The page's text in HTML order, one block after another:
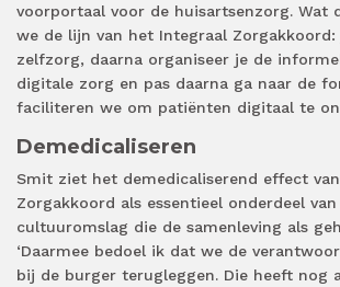
voorportaal voor de huisartsenzorg. Wat
we de lijn van het Integraal
zelfzorg, daarna organiseer je de
digitale zorg en pas daarna ga naar de
faciliteren we om patiënten digitaal te
Demedicaliseren
Smit ziet het demedicaliserend effect
Zorgakkoord als essentieel onderdeel van
cultuuromslag die de samenleving als
‘Daarmee bedoel ik dat we de
bij de burger terugleggen. Die heeft nog